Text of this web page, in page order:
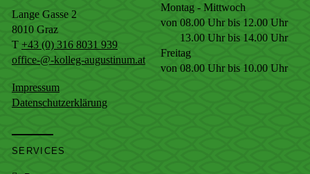
Lange Gasse 2
8010 Graz
T +43 (0) 316 8031 939
office-@-kolleg-augustinum.at
Impressum
Datenschutzerklärung
Montag - Mittwoch
von 08.00 Uhr bis 12.00 Uhr
13.00 Uhr bis 14.00 Uhr
Freitag
von 08.00 Uhr bis 10.00 Uhr
SERVICES